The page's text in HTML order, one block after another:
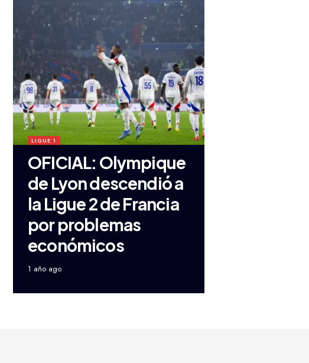
LIGUE 1
OFICIAL: Olympique
de Lyon descendió a
la Ligue 2 de Francia
por problemas
económicos
1 año ago